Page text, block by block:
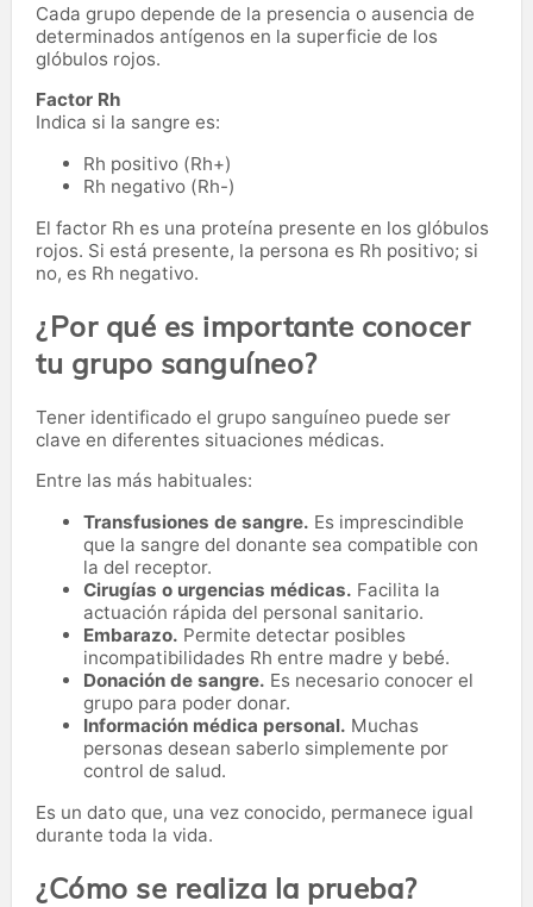
Cada grupo depende de la presencia o ausencia de
determinados antígenos en la superficie de los
glóbulos rojos.
Factor Rh
Indica si la sangre es:
Rh positivo (Rh+)
Rh negativo (Rh-)
El factor Rh es una proteína presente en los glóbulos
rojos. Si está presente, la persona es Rh positivo; si
no, es Rh negativo.
¿Por qué es importante conocer
tu grupo sanguíneo?
Tener identificado el grupo sanguíneo puede ser
clave en diferentes situaciones médicas.
Entre las más habituales:
Transfusiones de sangre. Es imprescindible
que la sangre del donante sea compatible con
la del receptor.
Cirugías o urgencias médicas. Facilita la
actuación rápida del personal sanitario.
Embarazo. Permite detectar posibles
incompatibilidades Rh entre madre y bebé.
Donación de sangre. Es necesario conocer el
grupo para poder donar.
Información médica personal. Muchas
personas desean saberlo simplemente por
control de salud.
Es un dato que, una vez conocido, permanece igual
durante toda la vida.
¿Cómo se realiza la prueba?